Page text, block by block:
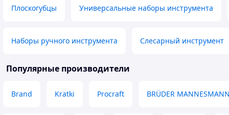
рекомендую !!
Плоскогубцы Универсальные наборы инструмента
Наборы ручного инструмента Слесарный инструмент
Популярные производители
Brand Kratki Procraft BRÜDER